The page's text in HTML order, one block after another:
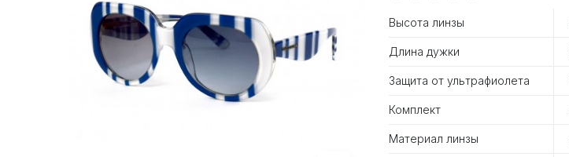
Высота линзы
Длина дужки
Защита от ультрафиолета
Комплект
Материал линзы